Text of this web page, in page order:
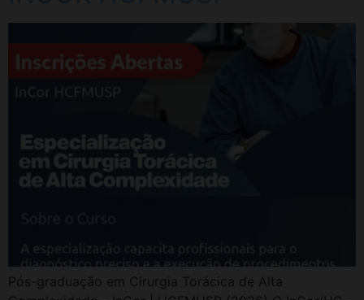
Pós-graduação em Cirurgia Torácica de Alta